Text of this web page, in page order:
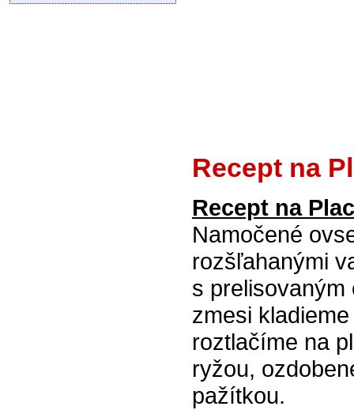
Recept na
Recept na
Namočené
rozšľahanými
s
zmesi
roztlačíme na
ryžou,
pažítkou.